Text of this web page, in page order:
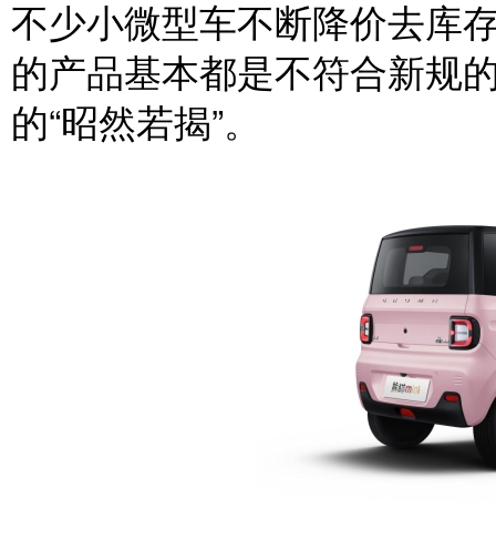
不少小微型车不断降价去库
的产品基本都是不符合新规
的“昭然若揭”。